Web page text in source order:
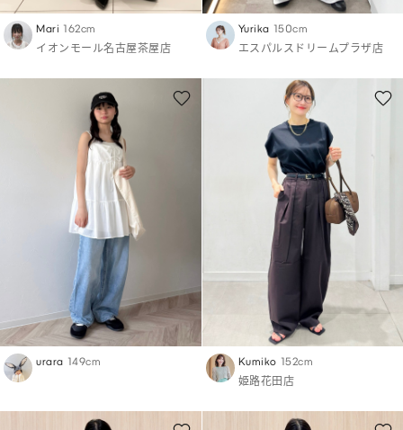
Mari 162cm
イオンモール名古屋茶屋店
Yurika 150cm
エスパルスドリームプラザ店
urara 149cm Kumiko 152cm
姫路花田店